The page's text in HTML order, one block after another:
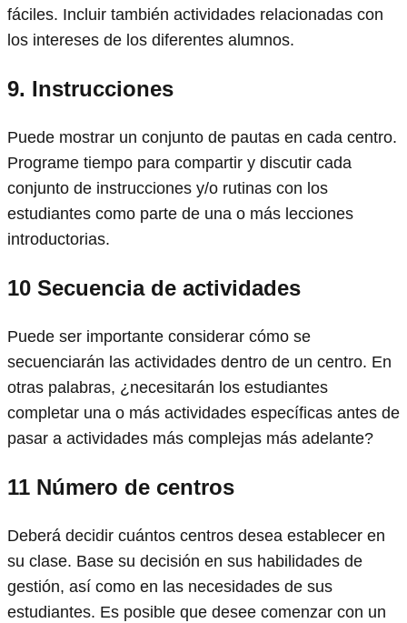
fáciles. Incluir también actividades relacionadas con
los intereses de los diferentes alumnos.
9. Instrucciones
Puede mostrar un conjunto de pautas en cada centro.
Programe tiempo para compartir y discutir cada
conjunto de instrucciones y/o rutinas con los
estudiantes como parte de una o más lecciones
introductorias.
10 Secuencia de actividades
Puede ser importante considerar cómo se
secuenciarán las actividades dentro de un centro. En
otras palabras, ¿necesitarán los estudiantes
completar una o más actividades específicas antes de
pasar a actividades más complejas más adelante?
11 Número de centros
Deberá decidir cuántos centros desea establecer en
su clase. Base su decisión en sus habilidades de
gestión, así como en las necesidades de sus
estudiantes. Es posible que desee comenzar con un